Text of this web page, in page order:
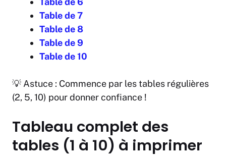
Table de 7
Table de 8
Table de 9
Table de 10
💡 Astuce : Commence par les tables régulières
(2, 5, 10) pour donner confiance !
Tableau complet des
tables (1 à 10) à imprimer